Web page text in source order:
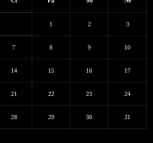
1 2 3
7 8 9 10
14 15 16 17
21 22 23 24
28 29 30 31